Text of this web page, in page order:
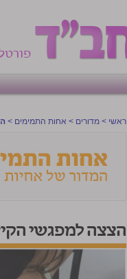
ראשי > מדורים > אחות התמימים >
הצצה למפגשי